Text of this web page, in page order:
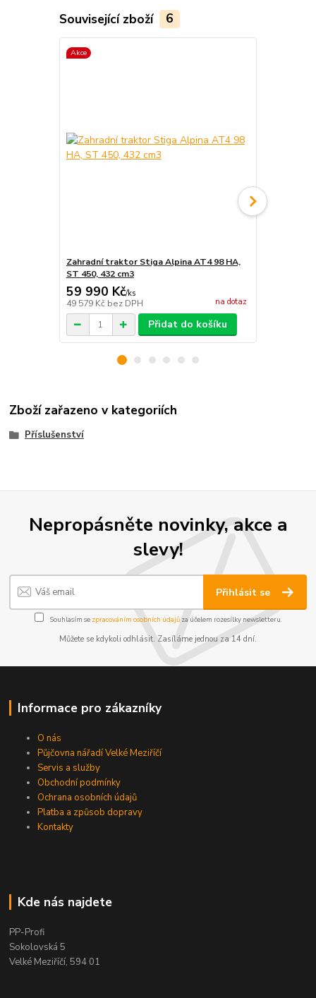
Související zboží 6
Akce
Zahradní traktor Stiga Alpina AT4 98 HA,
ST 450, 432 cm3
59 990 Kč/ks
49 579 Kč bez DPH na dotaz
Přidat do košíku
Zboží zařazeno v kategoriích
Příslušenství
Nepropásněte novinky, akce a
slevy!
Přihlásit se
Souhlasím se zpracováním osobních údajůza účelem rozesílky newsletteru.
Můžete se kdykoli odhlásit. Zasíláme jednou za 14 dní.
Informace pro zákazníky
O nás
Půjčovna nářadí Velké Meziříčí
Servis a služby
Obchodní podmínky
Ochrana osobních údajů
Platba a způsob dopravy
Kontakty
Kde nás najdete
PP-Profi
Sokolovská 5
Velké Meziříčí, 594 01